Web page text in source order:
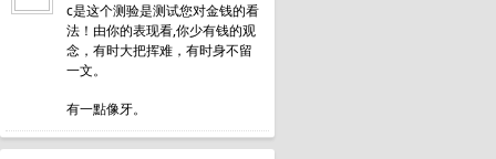
c是这个测验是测试您对金钱的看
法！由你的表现看,你少有钱的观
念，有时大把挥难，有时身不留
一文。
有一點像牙。